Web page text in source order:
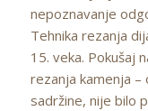
nepoznavanje
Tehnika rezanja
15. veka. Pokušaj
rezanja kamenja
sadržine, nije bilo